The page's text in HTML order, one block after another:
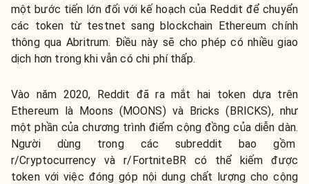
một bước tiến lớn đối với kế hoạch của Reddit để chuyển
các token từ testnet sang blockchain Ethereum chính
thông qua Abritrum. Điều này sẽ cho phép có nhiều giao
dịch hơn trong khi vẫn có chi phí thấp.
Vào năm 2020, Reddit đã ra mắt hai token dựa trên
Ethereum là Moons (MOONS) và Bricks (BRICKS), như
một phần của chương trình điểm cộng đồng của diễn dàn.
Người dùng trong các subreddit bao gồm
r/Cryptocurrency và r/FortniteBR có thể kiếm được
token với việc đóng góp nội dung chất lượng cho cộng